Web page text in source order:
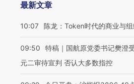
最新文章
10:07 陈龙：Token时代的商业与组
09:50
特稿｜国航原党委书记樊澄
元二审待宣判 否认大多数指控